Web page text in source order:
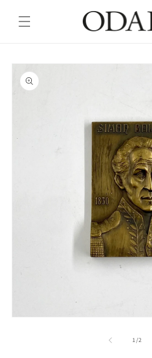
content
Skip to
product
information
1/of2